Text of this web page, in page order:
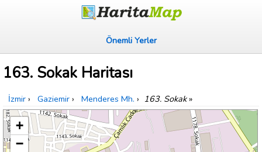
Önemli Yerler
163. Sokak Haritası
İzmir › Gaziemir › Menderes Mh. › 163. Sokak»
+
−